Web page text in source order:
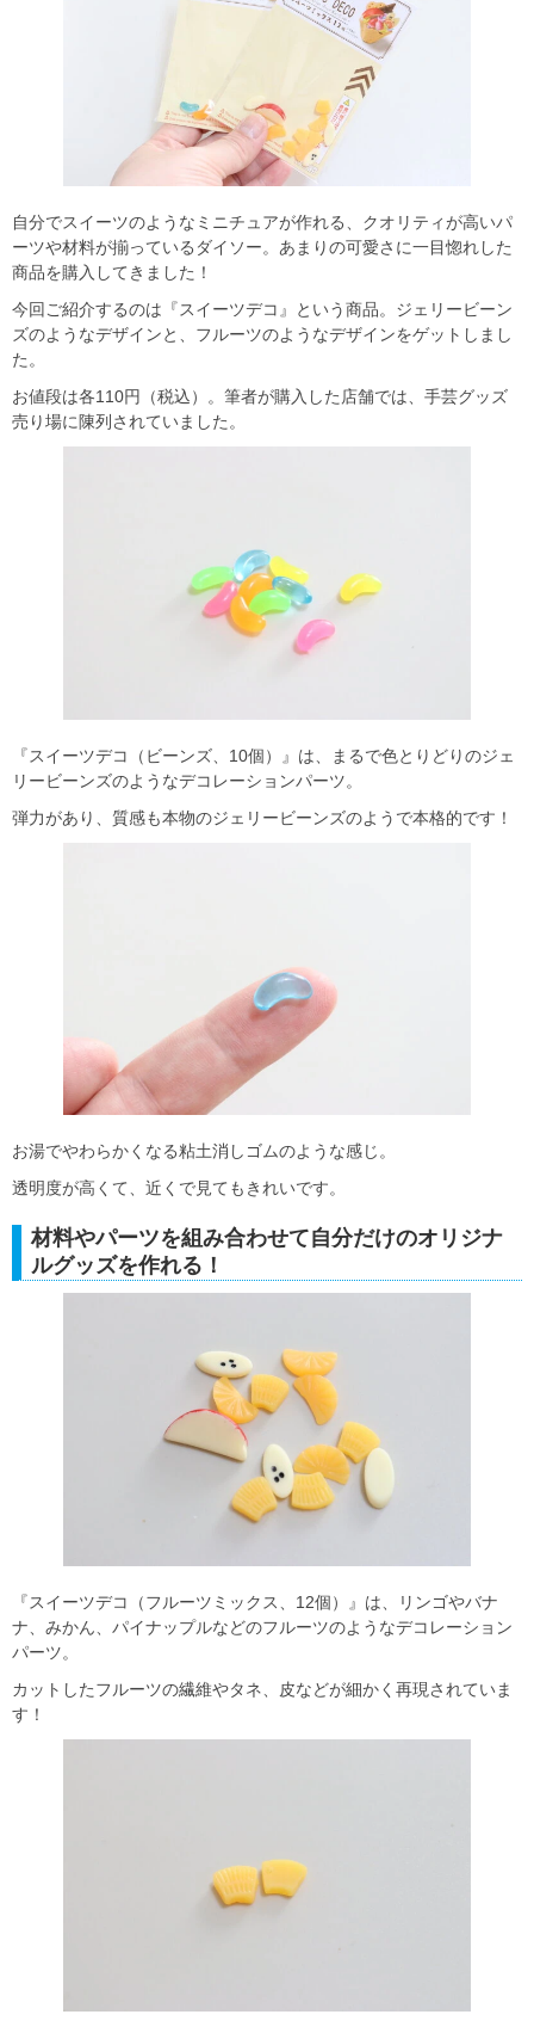
自分でスイーツのようなミニチュアが作れる、クオリティが高いパ
ーツや材料が揃っているダイソー。あまりの可愛さに一目惚れした
商品を購入してきました！
今回ご紹介するのは『スイーツデコ』という商品。ジェリービーン
ズのようなデザインと、フルーツのようなデザインをゲットしまし
た。
お値段は各110円（税込）。筆者が購入した店舗では、手芸グッズ
売り場に陳列されていました。
『スイーツデコ（ビーンズ、10個）』は、まるで色とりどりのジェ
リービーンズのようなデコレーションパーツ。
弾力があり、質感も本物のジェリービーンズのようで本格的です！
お湯でやわらかくなる粘土消しゴムのような感じ。
透明度が高くて、近くで見てもきれいです。
材料やパーツを組み合わせて自分だけのオリジナ
ルグッズを作れる！
『スイーツデコ（フルーツミックス、12個）』は、リンゴやバナ
ナ、みかん、パイナップルなどのフルーツのようなデコレーション
パーツ。
カットしたフルーツの繊維やタネ、皮などが細かく再現されていま
す！